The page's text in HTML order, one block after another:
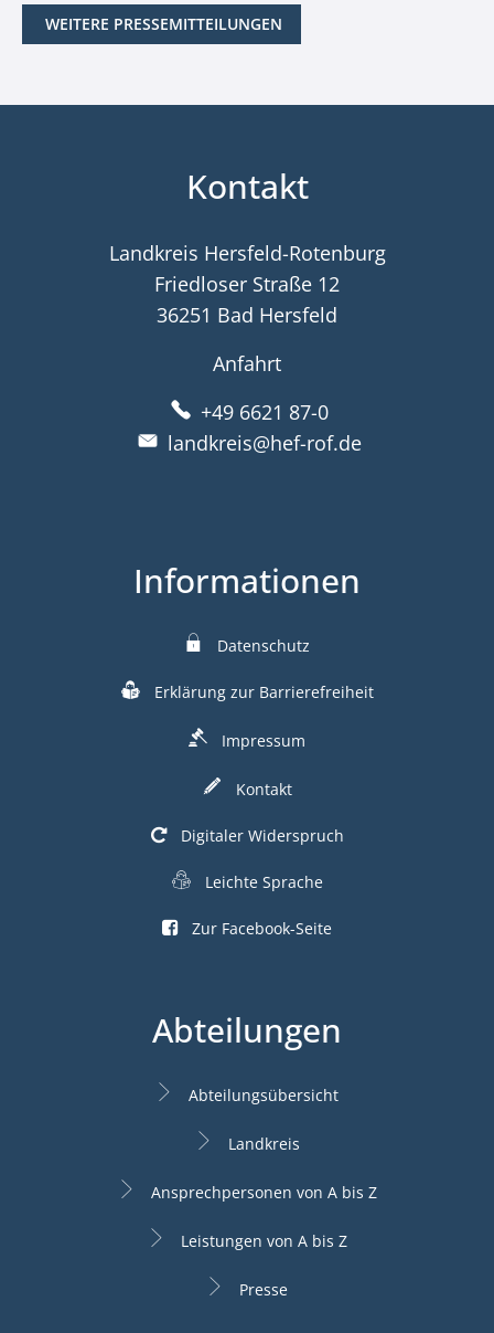
WEITERE PRESSEMITTEILUNGEN
Kontakt
Landkreis Hersfeld-Rotenburg
Friedloser Straße 12
36251 Bad Hersfeld
Anfahrt
+49 6621 87-0
landkreis@hef-rof.de
Informationen
Datenschutz
Erklärung zur Barrierefreiheit
Impressum
Kontakt
Digitaler Widerspruch
Leichte Sprache
Zur Facebook-Seite
Abteilungen
Abteilungsübersicht
Landkreis
Ansprechpersonen von A bis Z
Leistungen von A bis Z
Presse